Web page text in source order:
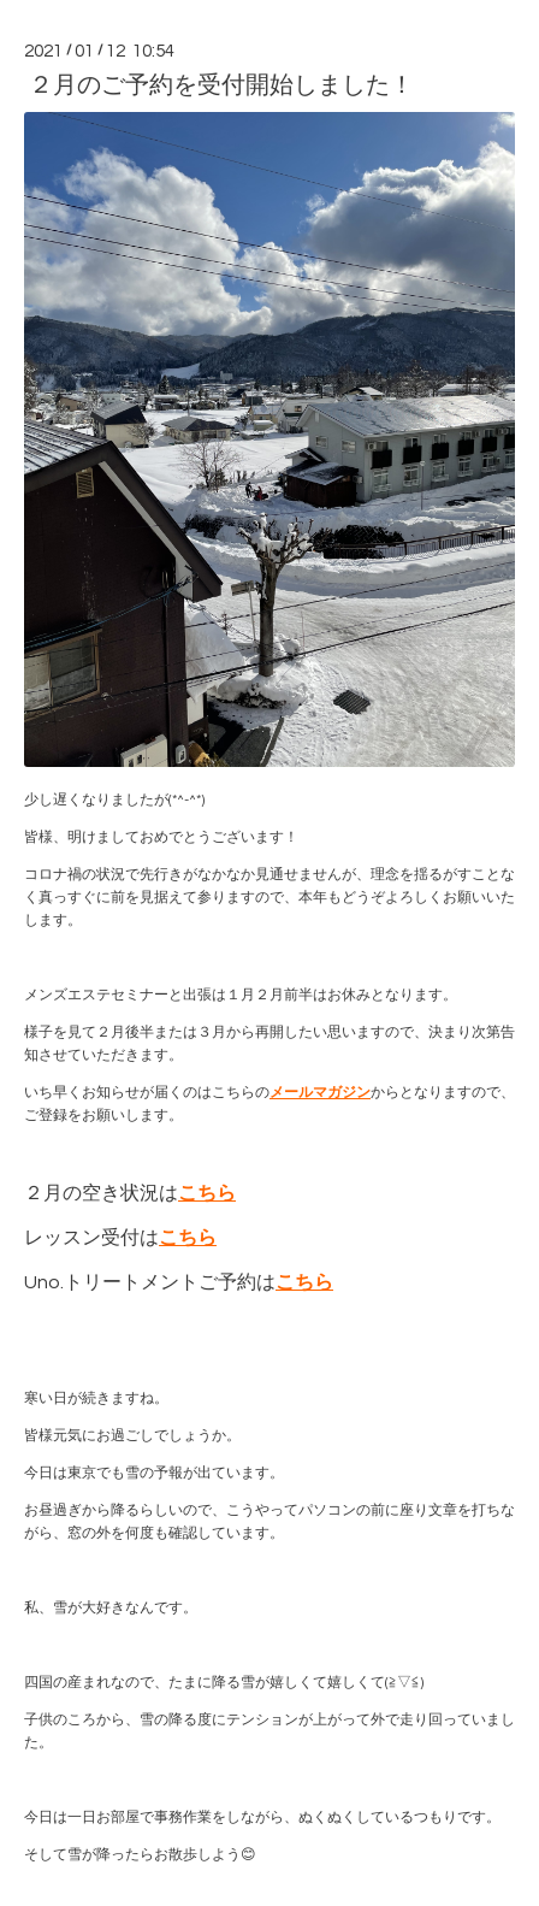
2021 /01 / 12 10:54
２月のご予約を受付開始しました！
少し遅くなりましたが(*^-^*)
皆様、明けましておめでとうございます！
コロナ禍の状況で先行きがなかなか見通せませんが、理念を揺るがすことな
く真っすぐに前を見据えて参りますので、本年もどうぞよろしくお願いいた
します。
メンズエステセミナーと出張は１月２月前半はお休みとなります。
様子を見て２月後半または３月から再開したい思いますので、決まり次第告
知させていただきます。
いち早くお知らせが届くのはこちらの メールマガジンからとなりますので、
ご登録をお願いします。
２月の空き状況はこちら
レッスン受付はこちら
Uno.トリートメントご予約はこちら
寒い日が続きますね。
皆様元気にお過ごしでしょうか。
今日は東京でも雪の予報が出ています。
お昼過ぎから降るらしいので、こうやってパソコンの前に座り文章を打ちな
がら、窓の外を何度も確認しています。
私、雪が大好きなんです。
四国の産まれなので、たまに降る雪が嬉しくて嬉しくて(≧▽≦)
子供のころから、雪の降る度にテンションが上がって外で走り回っていまし
た。
今日は一日お部屋で事務作業をしながら、ぬくぬくしているつもりです。
そして雪が降ったらお散歩しよう😊